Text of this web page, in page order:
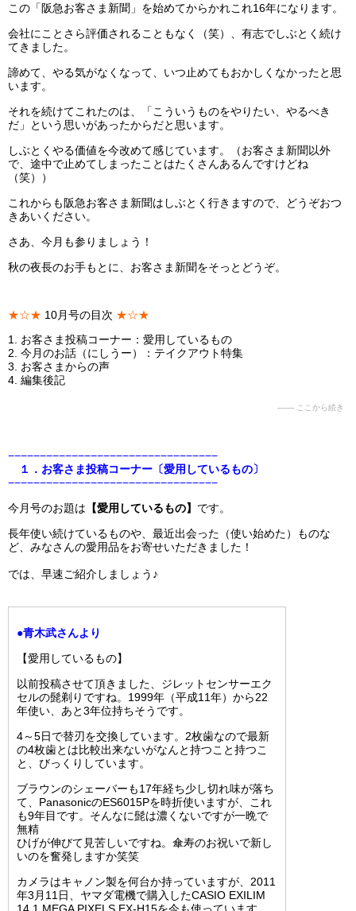
この「阪急お客さま新聞」を始めてからかれこれ16年になります。
会社にことさら評価されることもなく（笑）、有志でしぶとく続け
てきました。
諦めて、やる気がなくなって、いつ止めてもおかしくなかったと思
います。
それを続けてこれたのは、「こういうものをやりたい、やるべき
だ」という思いがあったからだと思います。
しぶとくやる価値を今改めて感じています。（お客さま新聞以外
で、途中で止めてしまったことはたくさんあるんですけどね
（笑））
これからも阪急お客さま新聞はしぶとく行きますので、どうぞおつ
きあいください。
さあ、今月も参りましょう！
秋の夜長のお手もとに、お客さま新聞をそっとどうぞ。
★☆★ 10月号の目次 ★☆★
1. お客さま投稿コーナー：愛用しているもの
2. 今月のお話（にしうー）：テイクアウト特集
3. お客さまからの声
4. 編集後記
−−−−−−−−−−−−−−−−−−−−−−−−−−−−−−−−−
１．お客さま投稿コーナー〔愛用しているもの〕
−−−−−−−−−−−−−−−−−−−−−−−−−−−−−−−−−
今月号のお題は 【愛用しているもの】 です。
長年使い続けているものや、最近出会った（使い始めた）ものな
ど、みなさんの愛用品をお寄せいただきました！
では、早速ご紹介しましょう♪
●青木武さんより
【愛用しているもの】
以前投稿させて頂きました、ジレットセンサーエク
セルの髭剃りですね。 1999年（平成11年）から22
年使い、あと3年位持ちそうです。
4～5日で替刃を交換しています。2枚歯なので最新
の4枚歯とは比較出来ないがなんと持つこと持つこ
と、びっくりしています。
ブラウンのシェーバーも17年経ち少し切れ味が落ち
て、PanasonicのES6015Pを時折使いますが、これ
も9年目です。そんなに髭は濃くないですが一晩で
無精
ひげが伸びて見苦しいですね。傘寿のお祝いで新し
いのを奮発しますか笑笑
カメラはキャノン製を何台か持っていますが、2011
年3月11日、ヤマダ電機で購入したCASIO EXILIM